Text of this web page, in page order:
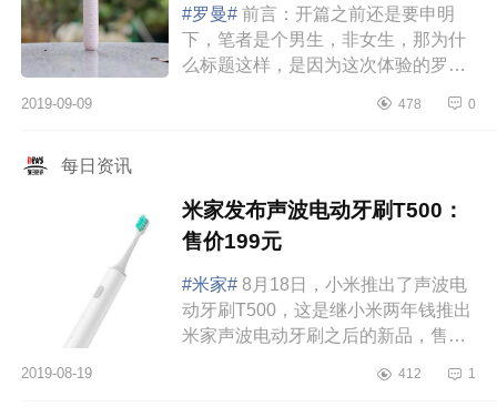
#罗曼# 前言：开篇之前还是要申明
下，笔者是个男生，非女生，那为什
么标题这样，是因为这次体验的罗曼
了，抛开所有电动牙刷差不多的功能
2019-09-09 478 0
每日资讯
米家发布声波电动牙刷T500：
售价199元
#米家# 8月18日，小米推出了声波电
动牙刷T500，这是继小米两年钱推出
米家声波电动牙刷之后的新品，售价
动牙刷拥有三档模式，分别是标准模
2019-08-19 412 1